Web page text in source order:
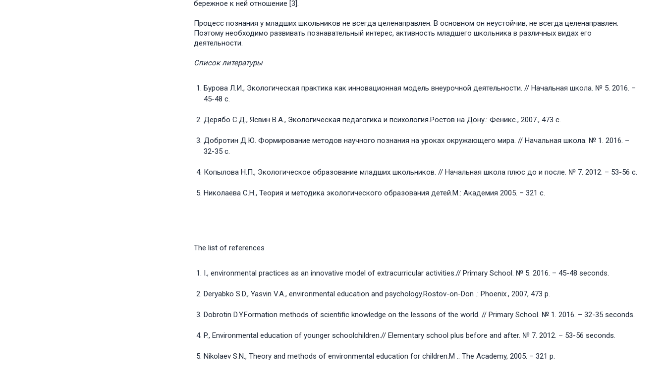
бережное к ней отношение [3].
Процесс познания у младших школьников не всегда целенаправлен. В основном он неустойчив, не всегда целенаправлен.
Поэтому необходимо развивать познавательный интерес, активность младшего школьника в различных видах его
деятельности.
Список литературы
Бурова Л.И., Экологическая практика как инновационная модель внеурочной деятельности. // Начальная школа. № 5. 2016. –
45-48 с.
Дерябо С.Д., Ясвин В.А., Экологическая педагогика и психология.Ростов на Дону.: Феникс., 2007., 473 с.
Добротин Д.Ю. Формирование методов научного познания на уроках окружающего мира. // Начальная школа. № 1. 2016. –
32-35 с.
Копылова Н.П., Экологическое образование младших школьников. // Начальная школа плюс до и после. № 7. 2012. – 53-56 с.
Николаева С.Н., Теория и методика экологического образования детей.М.: Академия 2005. – 321 с.
The list of references
I., environmental practices as an innovative model of extracurricular activities.// Primary School. № 5. 2016. – 45-48 seconds.
Deryabko S.D., Yasvin V.A., environmental education and psychology.Rostov-on-Don .: Phoenix., 2007, 473 p.
Dobrotin D.Y.Formation methods of scientific knowledge on the lessons of the world. // Primary School. № 1. 2016. – 32-35 seconds.
P., Environmental education of younger schoolchildren.// Elementary school plus before and after. № 7. 2012. – 53-56 seconds.
Nikolaev S.N., Theory and methods of environmental education for children.M .: The Academy, 2005. – 321 p.